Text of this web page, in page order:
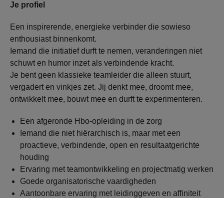
Je profiel
Een inspirerende, energieke verbinder die sowieso
enthousiast binnenkomt.
Iemand die initiatief durft te nemen, veranderingen niet
schuwt en humor inzet als verbindende kracht.
Je bent geen klassieke teamleider die alleen stuurt,
vergadert en vinkjes zet. Jij denkt mee, droomt mee,
ontwikkelt mee, bouwt mee en durft te experimenteren.
Een afgeronde Hbo-opleiding in de zorg
Iemand die niet hiërarchisch is, maar met een
proactieve, verbindende, open en resultaatgerichte
houding
Ervaring met teamontwikkeling en projectmatig werken
Goede organisatorische vaardigheden
Aantoonbare ervaring met leidinggeven en affiniteit